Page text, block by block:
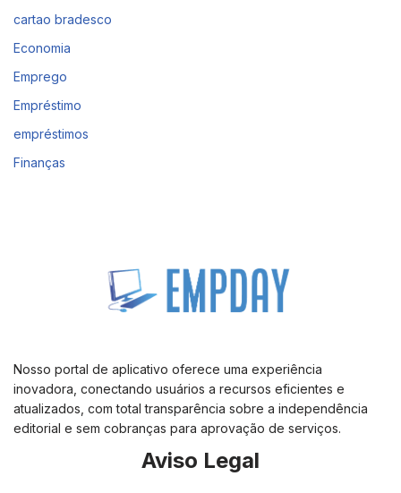
cartao bradesco
Economia
Emprego
Empréstimo
empréstimos
Finanças
Nosso portal de aplicativo oferece uma experiência
inovadora, conectando usuários a recursos eficientes e
atualizados, com total transparência sobre a independência
editorial e sem cobranças para aprovação de serviços.
Aviso Legal